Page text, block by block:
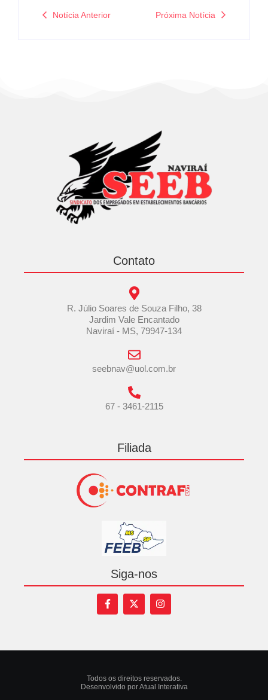
Notícia Anterior Próxima Notícia
Contato
R. Júlio Soares de Souza Filho, 38
Jardim Vale Encantado
Naviraí - MS, 79947-134
seebnav@uol.com.br
67 - 3461-2115
Filiada
Siga-nos
Todos os direitos reservados.
Desenvolvido por Atual Interativa